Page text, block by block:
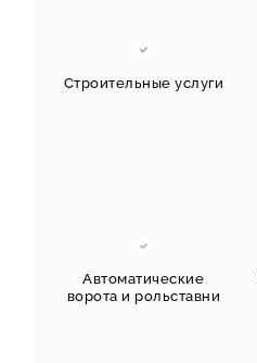
Строительные услуги
Автоматические
ворота и рольставни